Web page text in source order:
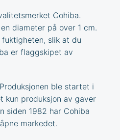
Cohiba.
diameter på over 1 cm.
slik at du
er flaggskipet av
ble startet i
kun produksjon av gaver
siden 1982 har Cohiba
markedet.